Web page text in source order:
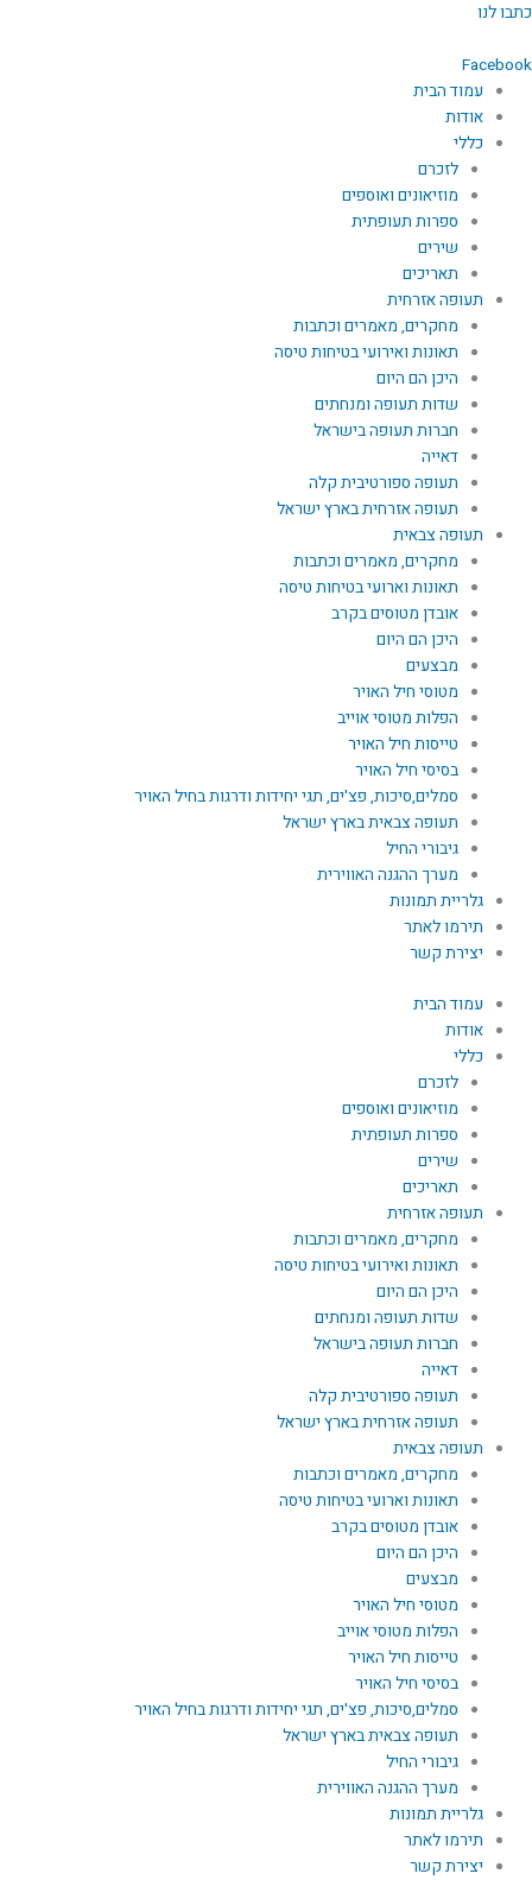
דילוג
כתבו לנו
Facebook
עמוד הבית
אודות
כללי
לזכרם
מוזיאונים ואוספים
ספרות תעופתית
שירים
תאריכים
תעופה אזרחית
מחקרים, מאמרים וכתבות
תאונות ואירועי בטיחות טיסה
היכן הם היום
שדות תעופה ומנחתים
חברות תעופה בישראל
דאייה
תעופה ספורטיבית קלה
תעופה אזרחית בארץ ישראל
תעופה צבאית
מחקרים, מאמרים וכתבות
תאונות וארועי בטיחות טיסה
אובדן מטוסים בקרב
היכן הם היום
מבצעים
מטוסי חיל האויר
הפלות מטוסי אוייב
טייסות חיל האויר
בסיסי חיל האויר
סמלים,סיכות, פצ'ים, תגי יחידות ודרגות בחיל האויר
תעופה צבאית בארץ ישראל
גיבורי החיל
מערך ההגנה האווירית
גלריית תמונות
תירמו לאתר
יצירת קשר
עמוד הבית
אודות
כללי
לזכרם
מוזיאונים ואוספים
ספרות תעופתית
שירים
תאריכים
תעופה אזרחית
מחקרים, מאמרים וכתבות
תאונות ואירועי בטיחות טיסה
היכן הם היום
שדות תעופה ומנחתים
חברות תעופה בישראל
דאייה
תעופה ספורטיבית קלה
תעופה אזרחית בארץ ישראל
תעופה צבאית
מחקרים, מאמרים וכתבות
תאונות וארועי בטיחות טיסה
אובדן מטוסים בקרב
היכן הם היום
מבצעים
מטוסי חיל האויר
הפלות מטוסי אוייב
טייסות חיל האויר
בסיסי חיל האויר
סמלים,סיכות, פצ'ים, תגי יחידות ודרגות בחיל האויר
תעופה צבאית בארץ ישראל
גיבורי החיל
מערך ההגנה האווירית
גלריית תמונות
תירמו לאתר
יצירת קשר